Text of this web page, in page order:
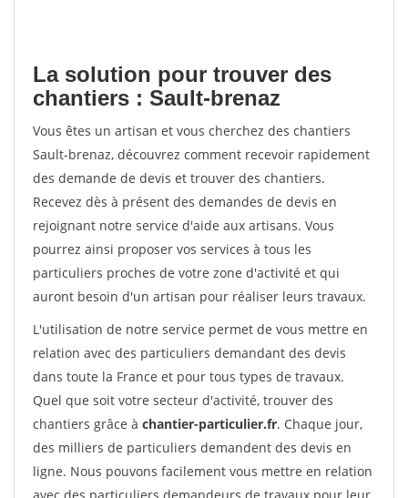
La solution pour trouver des
chantiers : Sault-brenaz
Vous êtes un artisan et vous cherchez des chantiers
Sault-brenaz, découvrez comment recevoir rapidement
des demande de devis et trouver des chantiers.
Recevez dès à présent des demandes de devis en
rejoignant notre service d'aide aux artisans. Vous
pourrez ainsi proposer vos services à tous les
particuliers proches de votre zone d'activité et qui
auront besoin d'un artisan pour réaliser leurs travaux.
L'utilisation de notre service permet de vous mettre en
relation avec des particuliers demandant des devis
dans toute la France et pour tous types de travaux.
Quel que soit votre secteur d'activité, trouver des
chantiers grâce à chantier-particulier.fr. Chaque jour,
des milliers de particuliers demandent des devis en
ligne. Nous pouvons facilement vous mettre en relation